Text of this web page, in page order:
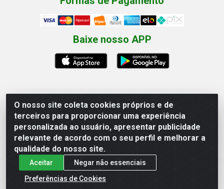
O nosso site coleta cookies próprios e de
terceiros para proporcionar uma experiência
personalizada ao usuário, apresentar publicidade
relevante de acordo com o seu perfil e melhorar a
qualidade do nosso site.
Aceitar
Negar não essenciais
Preferências de Cookies
Baixe nosso APP
Eletrofarias Materiais Eletricos - Av. Jorn. Assis
Chateaubriand, 2500 - Distrito Industrial, Campina
Grande/PB - CEP 58.410-062 - CNPJ 12.110.462/0001-
40